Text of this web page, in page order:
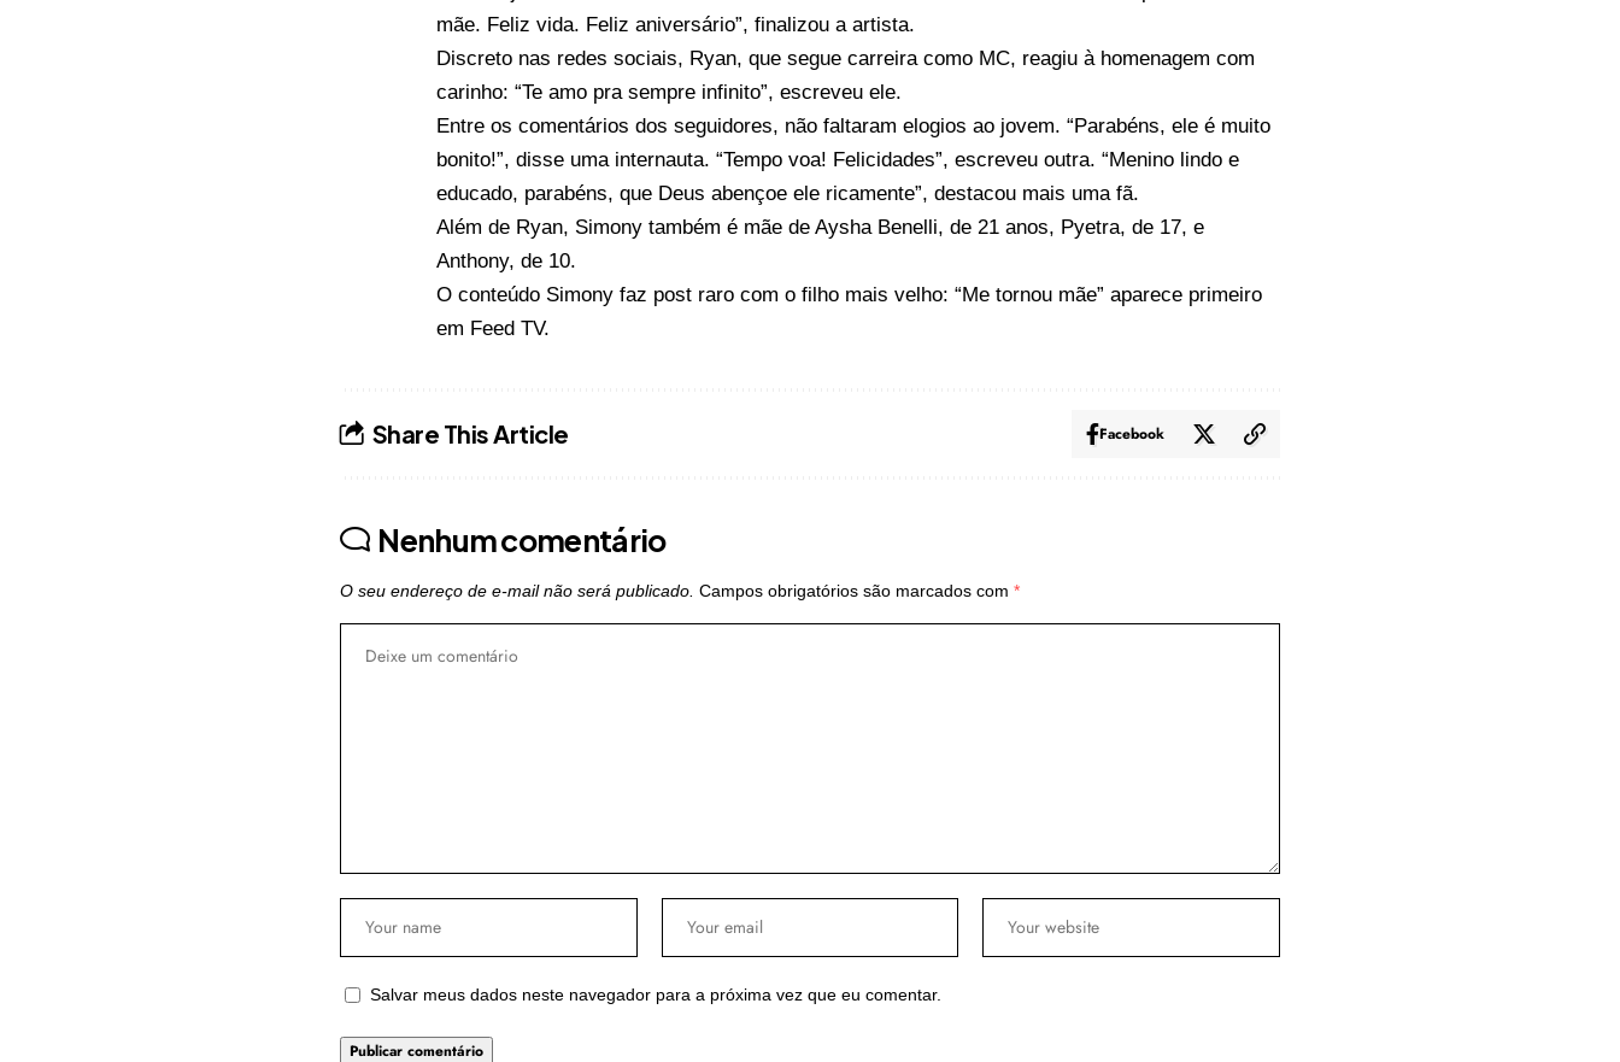
mãe. Feliz vida. Feliz aniversário”, finalizou a artista.
Discreto nas redes sociais, Ryan, que segue carreira como MC, reagiu à homenagem com
carinho: “Te amo pra sempre infinito”, escreveu ele.
Entre os comentários dos seguidores, não faltaram elogios ao jovem. “Parabéns, ele é muito
bonito!”, disse uma internauta. “Tempo voa! Felicidades”, escreveu outra. “Menino lindo e
educado, parabéns, que Deus abençoe ele ricamente”, destacou mais uma fã.
Além de Ryan, Simony também é mãe de Aysha Benelli, de 21 anos, Pyetra, de 17, e
Anthony, de 10.
O conteúdo Simony faz post raro com o filho mais velho: “Me tornou mãe” aparece primeiro
em Feed TV.
Share This Article Facebook
Nenhum comentário
O seu endereço de e-mail não será publicado. Campos obrigatórios são marcados com *
Salvar meus dados neste navegador para a próxima vez que eu comentar.